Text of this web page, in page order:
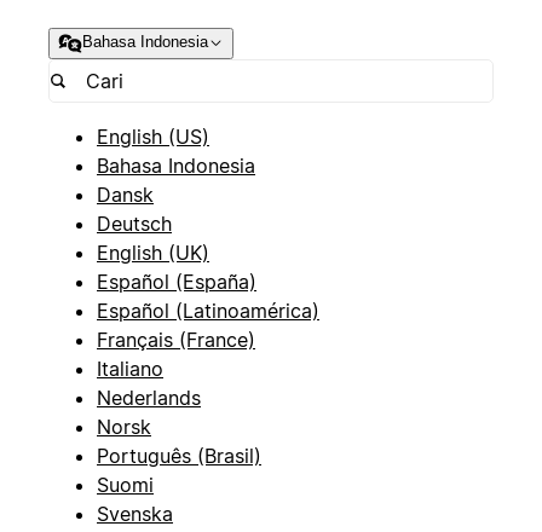
Bahasa Indonesia
English (US)
Bahasa Indonesia
Dansk
Deutsch
English (UK)
Español (España)
Español (Latinoamérica)
Français (France)
Italiano
Nederlands
Norsk
Português (Brasil)
Suomi
Svenska